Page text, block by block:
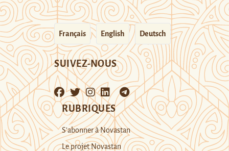
Français English Deutsch
SUIVEZ-NOUS
RUBRIQUES
S’abonner à Novastan
Le projet Novastan